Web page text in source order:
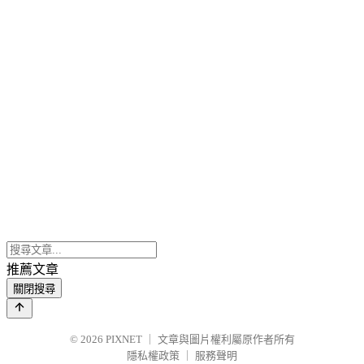
推薦文章
關閉搜尋
© 2026 PIXNET
文章與圖片權利屬原作者所有
隱私權政策
服務聲明